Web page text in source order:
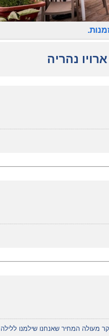
נהריה
מעולה המחיר שאנחנו שילמנו